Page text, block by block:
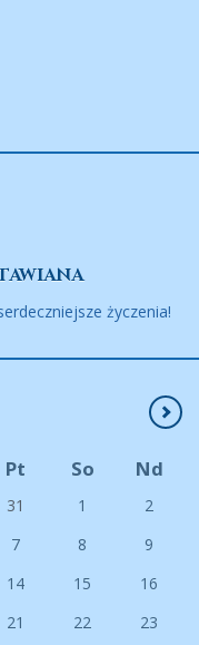
życzenia!
Pt So Nd
31 1
2
7 8
9
14 15
16
21 22
23